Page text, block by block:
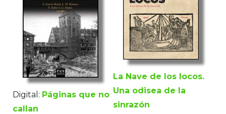
Digital: Páginas que no
callan
La Nave de los locos.
Una odisea de la
sinrazón